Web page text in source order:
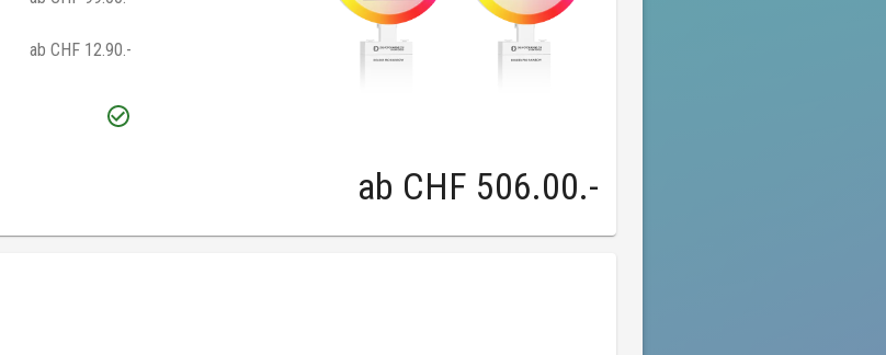
ab CHF 12.90.-
ab CHF 506.00.-